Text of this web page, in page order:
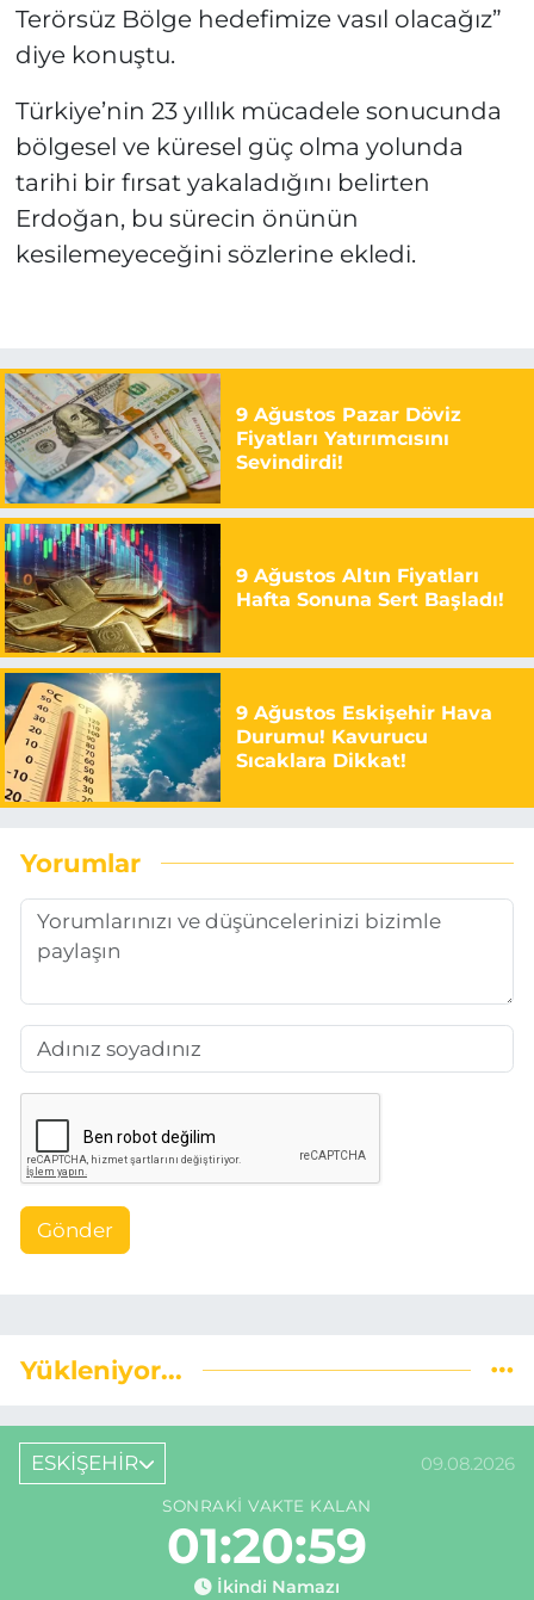
Terörsüz Bölge hedefimize vasıl olacağız”
diye konuştu.
Türkiye’nin 23 yıllık mücadele sonucunda
bölgesel ve küresel güç olma yolunda
tarihi bir fırsat yakaladığını belirten
Erdoğan, bu sürecin önünün
kesilemeyeceğini sözlerine ekledi.
9 Ağustos Pazar Döviz
Fiyatları Yatırımcısını
Sevindirdi!
9 Ağustos Altın Fiyatları
Hafta Sonuna Sert Başladı!
9 Ağustos Eskişehir Hava
Durumu! Kavurucu
Sıcaklara Dikkat!
Yorumlar
Gönder
Yükleniyor...
ESKİŞEHİR 09.08.2026
SONRAKI VAKTE KALAN
01:20:59
İkindi Namazı